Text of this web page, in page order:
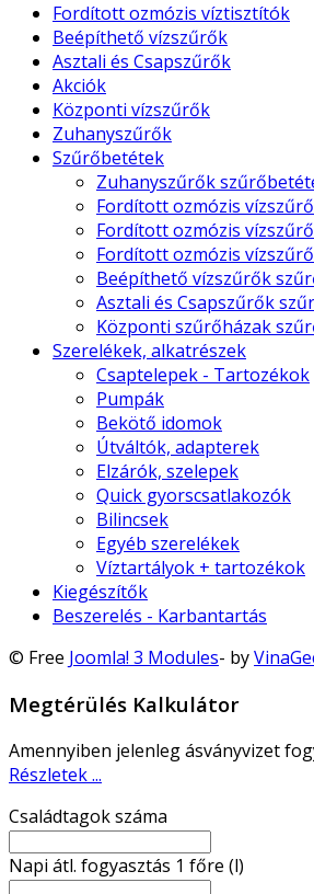
Fordított ozmózis víztisztítók
Beépíthető vízszűrők
Asztali és Csapszűrők
Akciók
Központi vízszűrők
Zuhanyszűrők
Szűrőbetétek
Zuhanyszűrők
Fordított ozmózis
Fordított ozmózis
Fordított ozmózis
Beépíthető vízszűrők
Asztali és Csapszűrők
Központi szűrőházak
Szerelékek, alkatrészek
Csaptelepek - Tartozékok
Pumpák
Bekötő idomok
Útváltók, adapterek
Elzárók, szelepek
Quick gyorscsatlakozók
Bilincsek
Egyéb szerelékek
Víztartályok + tartozékok
Kiegészítők
Beszerelés - Karbantartás
© Free Joomla! 3 Modules- by
Megtérülés Kalkulátor
Amennyiben jelenleg ásványvizet
Részletek ...
Családtagok száma
Napi átl. fogyasztás 1 főre (l)